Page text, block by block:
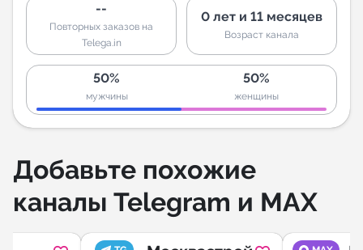
--
Повторных заказов на
Telega.in
0 лет и 11 месяцев
Возраст канала
50%
мужчины
50%
женщины
Добавьте похожие
каналы Telegram и MAX